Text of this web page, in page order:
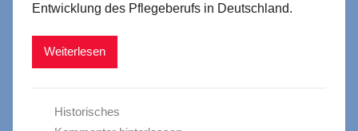
Entwicklung des Pflegeberufs in Deutschland.
Weiterlesen
Historisches